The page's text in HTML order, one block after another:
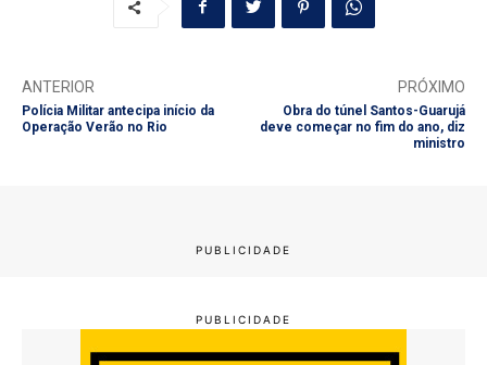
ANTERIOR
Polícia Militar antecipa início da
Operação Verão no Rio
PRÓXIMO
Obra do túnel Santos-Guarujá
deve começar no fim do ano, diz
ministro